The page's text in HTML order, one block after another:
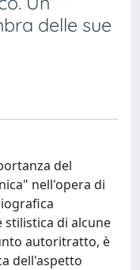
delle sue
del
nell'opera di
di alcune
autoritratto, è
dell'aspetto